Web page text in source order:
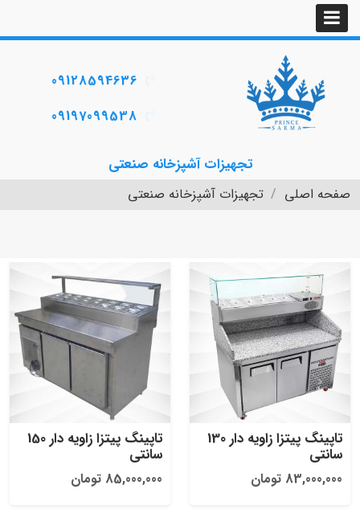
تجهیزات آشپزخانه صنعتی
09128594636
09197099538
صفحه اصلی تجهیزات آشپزخانه صنعتی
تاپینگ پیتزا زاویه دار 130
سانتی
83,000,000 تومان
تاپینگ پیتزا زاویه دار 150
سانتی
85,000,000 تومان